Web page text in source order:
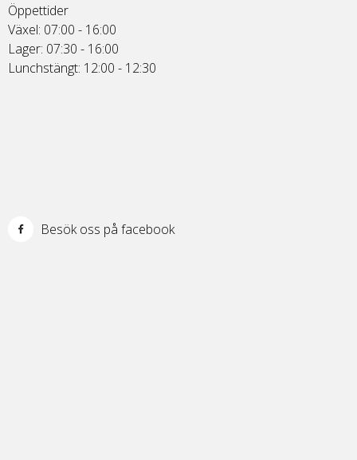
Öppettider
Växel: 07:00 - 16:00
Lager: 07:30 - 16:00
Lunchstängt: 12:00 - 12:30
Besök oss på facebook